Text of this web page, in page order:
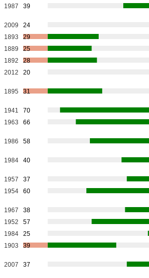
1987 39
2009
24
1893
29
1889
25
1892
28
2012 20
1895 31
1941
70
1963 66
1986 58
1984 40
1957
37
1954 60
1967
38
1952
57
1984
25
1903 39
2007 37